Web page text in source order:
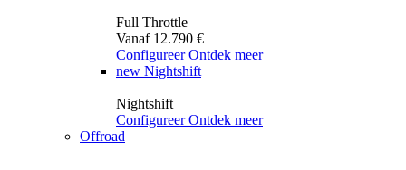
Full Throttle
Vanaf 12.790 €
Configureer Ontdek meer
new Nightshift
Nightshift
Configureer Ontdek meer
Offroad